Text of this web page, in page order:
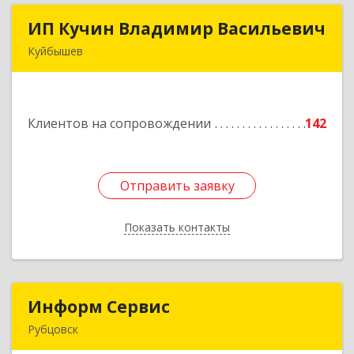
ИП Кучин Владимир Васильевич
Куйбышев
Клиентов на сопровождении 142
Отправить заявку
Показать контакты
ИП Кучин Владимир Васильевич
Подробнее
Отправить заявку
Назад
Информ Сервис
Рубцовск